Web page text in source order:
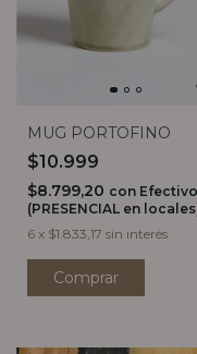
MUG PORTOFINO
$10.999
$8.799,20 con Efectivo
(PRESENCIAL en
6 x $1.833,17 sin interés